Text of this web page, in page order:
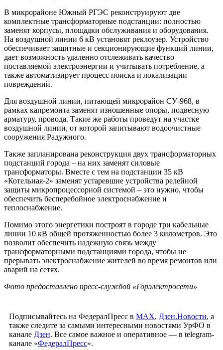
В микрорайоне Южный РГЭС реконструируют две
комплектные трансформаторные подстанции: полностью
заменят корпусы, площадки обслуживания и оборудования.
На воздушной линии 6 кВ установят реклоузер. Устройство
обеспечивает защитные и секционирующие функций линии,
дает возможность удаленно отслеживать качество
поставляемой электроэнергии и учитывать потребление, а
также автоматизирует процесс поиска и локализации
повреждений.
Для воздушной линии, питающей микрорайон СУ-968, в
рамках капремонта заменят изношенные опоры, подвесную
арматуру, провода. Такие же работы проведут на участке
воздушной линии, от которой запитывают водоочистные
сооружения Радужного.
Также запланирована реконструкция двух трансформаторных
подстанций города – на них заменят силовые
трансформаторы. Вместе с тем на подстанции 35 кВ
«Котельная-2» заменят устаревшие устройства релейной
защиты микропроцессорной системой – это нужно, чтобы
обеспечить бесперебойное электроснабжение и
теплоснабжение.
Помимо этого энергетики построят в городе три кабельные
линии 10 кВ общей протяженностью более 3 километров. Это
позволит обеспечить надежную связь между
трансформаторными подстанциями города, чтобы не
прерывать электроснабжение жителей во время ремонтов или
аварий на сетях.
Фото предоставлено пресс-службой «Горэлектросети»
Подписывайтесь на ФедералПресс в МАХ, Дзен.Новости, а
также следите за самыми интересными новостями УрФО в
канале Дзен. Все самое важное и оперативное — в telegram-
канале «ФедералПресс».